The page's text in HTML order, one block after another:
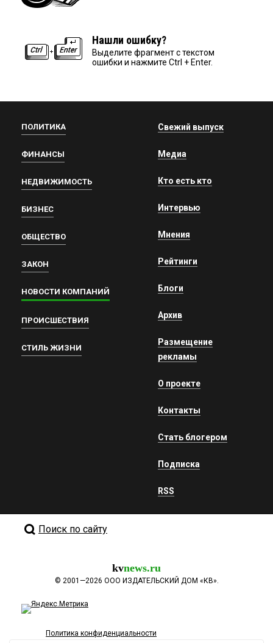
Нашли ошибку?
Выделите фрагмент с текстом
ошибки и нажмите Ctrl + Enter.
ПОЛИТИКА
ФИНАНСЫ
НЕДВИЖИМОСТЬ
БИЗНЕС
ОБЩЕСТВО
ЗАКОН
НОВОСТИ КОМПАНИЙ
ПРОИСШЕСТВИЯ
СТИЛЬ ЖИЗНИ
Свежий выпуск
Медиа
Кто есть кто
Интервью
Мнения
Рейтинги
Блоги
Архив
Размещение
рекламы
О проекте
Контакты
Стать блогером
Подписка
RSS
Поиск по сайту
kvnews.ru
© 2001—2026 ООО ИЗДАТЕЛЬСКИЙ ДОМ «КВ».
Политика конфиденциальности